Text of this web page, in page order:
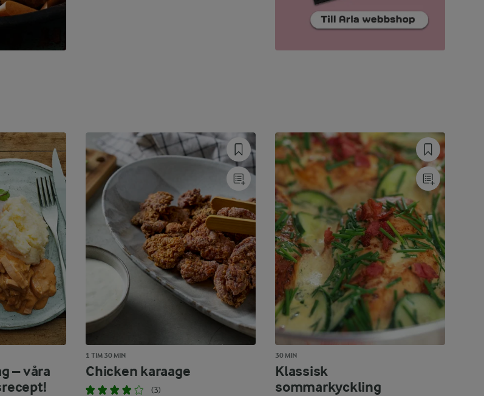
– våra
1 TIM 30 MIN
Chicken karaage
(3)
30 MIN
Klassisk
sommarkyckling